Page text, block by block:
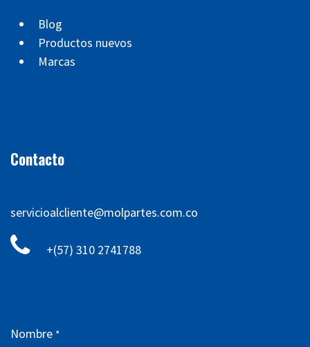
Blog
Productos nuevos
Marcas
Contacto
servicioalcliente@molpartes.com.co
+(57) 310 2741788
Nombre *